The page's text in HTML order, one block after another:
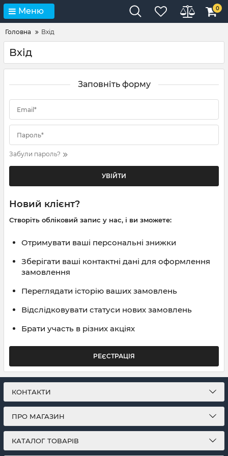
Меню 0
Головна Вхід
Вхід
Заповніть форму
Email*
Пароль*
Забули пароль?
УВІЙТИ
Новий клієнт?
Створіть обліковий запис у нас, і ви зможете:
Отримувати ваші персональні знижки
Зберігати ваші контактні дані для оформлення
замовлення
Переглядати історію ваших замовлень
Відслідковувати статуси нових замовлень
Брати участь в різних акціях
РЕЄСТРАЦІЯ
КОНТАКТИ
ПРО МАГАЗИН
КАТАЛОГ ТОВАРІВ